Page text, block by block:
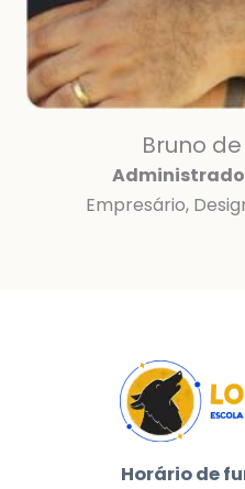
Bruno
Empresário,
Horário de